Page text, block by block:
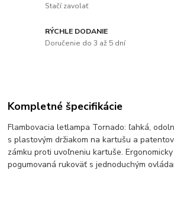
Stačí zavolať
RÝCHLE DODANIE
Doručenie do 3 až 5 dní
Kompletné špecifikácie
Flambovacia letlampa Tornado: ľahká,
s plastovým držiakom na kartušu a
zámku proti uvoľneniu kartuše.
pogumovaná rukoväť s jednoduchým